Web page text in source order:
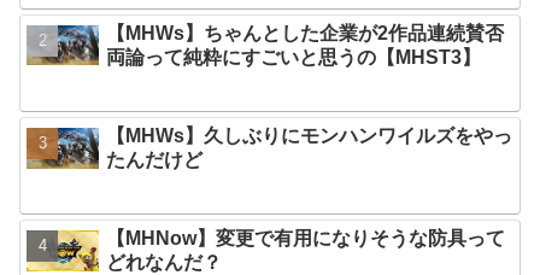
【MHWs】ちゃんとした企業が2作品連続賛否
両論って純粋にすごいと思うの【MHST3】
【MHWs】久しぶりにモンハンワイルズをやっ
たんだけど
【MHNow】変更で有用になりそうな防具って
どれなんだ？